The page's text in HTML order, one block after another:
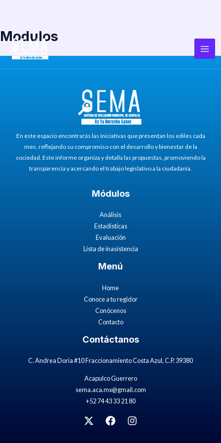
Ir
contenido
Modulos
En este espacio encontrarás las iniciativas que presentan los ediles cada
mes, reflejando su compromiso con el desarrollo y bienestar de la
sociedad. Este informe organiza y detalla las propuestas, promoviendo la
transparencia y acercando el trabajo legislativo a la ciudadanía.
Módulos
Análisis
Estadísticas
Evaluación
Lista de inasistencia
Menú
Home
Conoce a tu regidor
Conócenos
Contacto
Contáctanos
C. Andrea Doria #10 Fraccionamiento Costa Azul, C.P. 39380
Acapulco Guerrero
sema.aca.mx@gmail.com
+52 74 43 33 21 80